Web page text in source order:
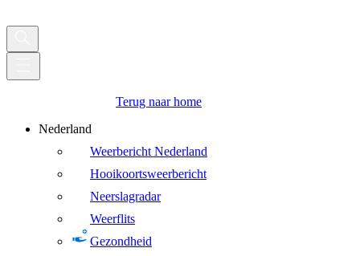
Terug naar home
Nederland
Weerbericht Nederland
Hooikoortsweerbericht
Neerslagradar
Weerflits
Gezondheid